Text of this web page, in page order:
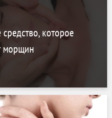
которое
морщин